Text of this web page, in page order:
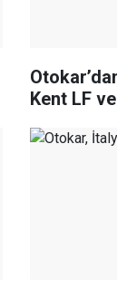
Kent LF